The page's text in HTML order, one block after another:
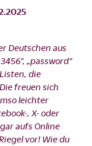
Deutschen aus
„password“
Listen, die
freuen sich
leichter
, X- oder
aufs Online
vor! Wie du